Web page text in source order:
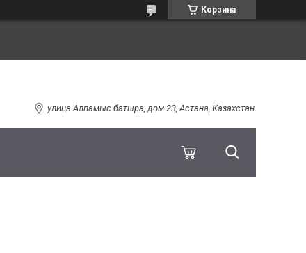
Корзина
улица Алпамыс батыра, дом 23, Астана, Казахстан